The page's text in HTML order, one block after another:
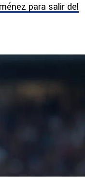
para salir del